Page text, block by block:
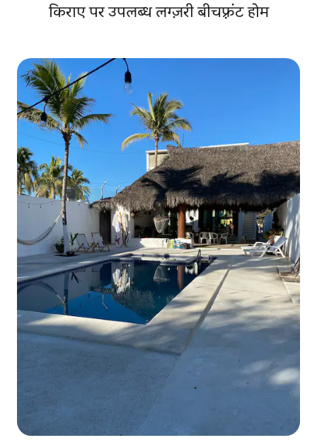
किराए पर उपलब्ध लग्ज़री बीचफ़्रंट होम